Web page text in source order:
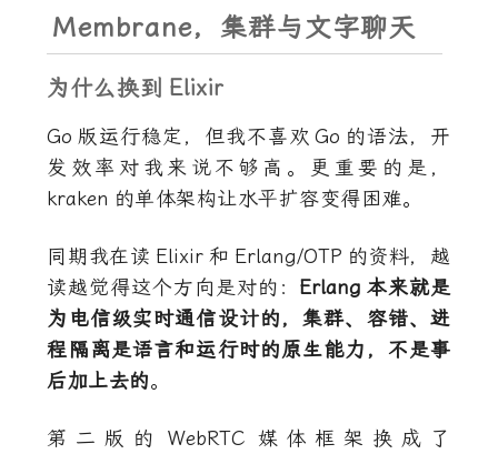
Membrane，集群与文字聊天
为什么换到 Elixir
Go 版运行稳定，但我不喜欢 Go 的语法，开
发效率对我来说不够高。更重要的是，
kraken 的单体架构让水平扩容变得困难。
同期我在读 Elixir 和 Erlang/OTP 的资料，越
读越觉得这个方向是对的： Erlang 本来就是
为电信级实时通信设计的，集群、容错、进
程隔离是语言和运行时的原生能力，不是事
后加上去的。
第二版的 WebRTC 媒体框架换成了